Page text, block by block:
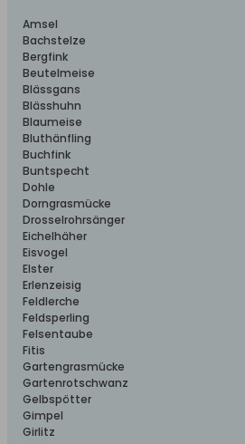
Amsel
Bachstelze
Bergfink
Beutelmeise
Blässgans
Blässhuhn
Blaumeise
Bluthänfling
Buchfink
Buntspecht
Dohle
Dorngrasmücke
Drosselrohrsänger
Eichelhäher
Eisvogel
Elster
Erlenzeisig
Feldlerche
Feldsperling
Felsentaube
Fitis
Gartengrasmücke
Gartenrotschwanz
Gelbspötter
Gimpel
Girlitz